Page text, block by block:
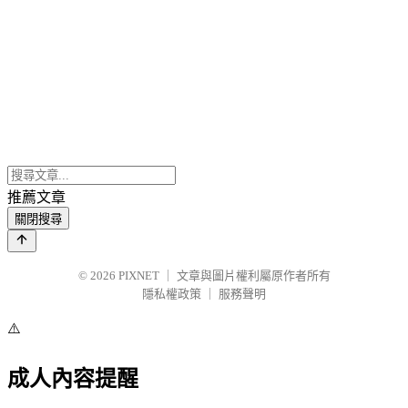
推薦文章
關閉搜尋
© 2026 PIXNET
文章與圖片權利屬原作者所有
隱私權政策
服務聲明
⚠️
成人內容提醒